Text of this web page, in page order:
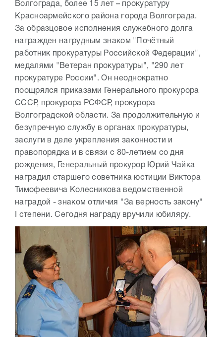
Волгограда, более 15 лет – прокуратуру
Красноармейского района города Волгограда.
За образцовое исполнения служебного долга
награжден нагрудным знаком "Почётный
работник прокуратуры Российской Федерации",
медалями "Ветеран прокуратуры", "290 лет
прокуратуре России". Он неоднократно
поощрялся приказами Генерального прокурора
СССР, прокурора РСФСР, прокурора
Волгоградской области. За продолжительную и
безупречную службу в органах прокуратуры,
заслуги в деле укрепления законности и
правопорядка и в связи с 80-летием со дня
рождения, Генеральный прокурор Юрий Чайка
наградил старшего советника юстиции Виктора
Тимофеевича Колесникова ведомственной
наградой - знаком отличия "За верность закону"
I степени. Сегодня награду вручили юбиляру.